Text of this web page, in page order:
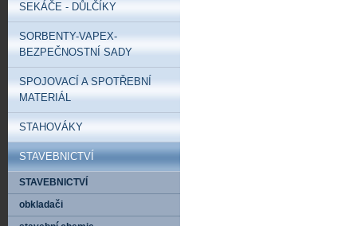
SEKÁČE - DŮLČÍKY
SORBENTY-VAPEX-
BEZPEČNOSTNÍ SADY
SPOJOVACÍ A SPOTŘEBNÍ
MATERIÁL
STAHOVÁKY
STAVEBNICTVÍ
STAVEBNICTVÍ
obkladači